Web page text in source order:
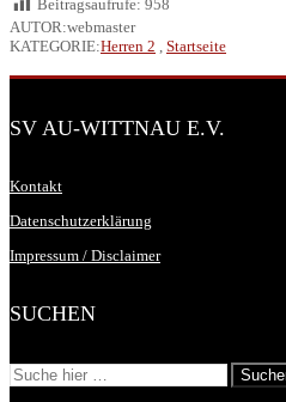
Beitragsaufrufe: 958
AUTOR:webmaster
KATEGORIE:Herren 2 , Startseite
SV AU-WITTNAU E.V.
Kontakt
Datenschutzerklärung
Impressum / Disclaimer
SUCHEN